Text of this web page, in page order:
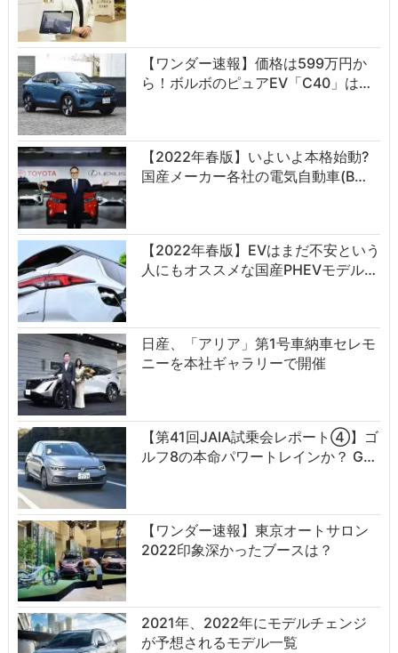
【ワンダー速報】価格は599万円か
ら！ボルボのピュアEV「C40」は…
【2022年春版】いよいよ本格始動?
国産メーカー各社の電気自動車(B…
【2022年春版】EVはまだ不安という
人にもオススメな国産PHEVモデル…
日産、「アリア」第1号車納車セレモ
ニーを本社ギャラリーで開催
【第41回JAIA試乗会レポート④】ゴ
ルフ8の本命パワートレインか？ G…
【ワンダー速報】東京オートサロン
2022印象深かったブースは？
2021年、2022年にモデルチェンジ
が予想されるモデル一覧